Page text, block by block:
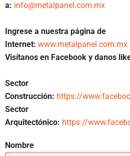
a: info@metalpanel.com.mx
Ingrese a nuestra página de
Internet: www.metalpanel.com.mx
Visítanos en Facebook y danos
Sector
Construcción: https://
Sector
Arquitectónico: https://
Nombre